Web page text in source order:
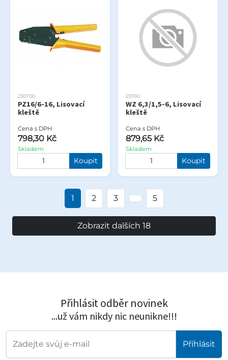
230700
PZ16/6-16, Lisovací
kleště
Cena s DPH
798,30 Kč
Skladem
Koupit
231190
WZ 6,3/1,5-6, Lisovací
kleště
Cena s DPH
879,65 Kč
Skladem
Koupit
1 2 3 5
Zobrazit dalších 18
Přihlásit odběr novinek
...už vám nikdy nic neunikne!!!
Příhlásit